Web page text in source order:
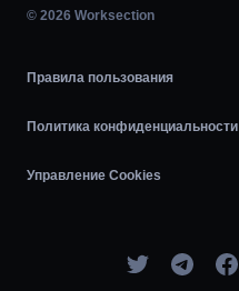
© 2026 Worksection
Правила пользования
Политика конфиденциальности
Управление Cookies